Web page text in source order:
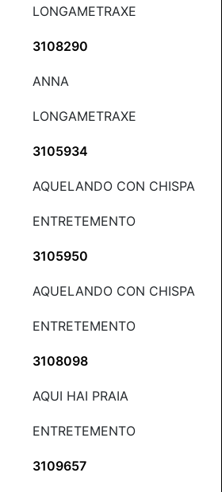
LONGAMETRAXE
3108290
ANNA
LONGAMETRAXE
3105934
AQUELANDO CON CHISPA
ENTRETEMENTO
3105950
AQUELANDO CON CHISPA
ENTRETEMENTO
3108098
AQUI HAI PRAIA
ENTRETEMENTO
3109657